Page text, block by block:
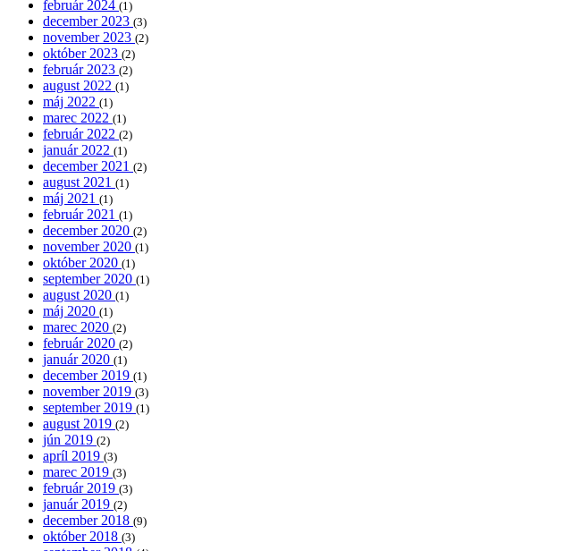
február 2024 (1)
december 2023 (3)
november 2023 (2)
október 2023 (2)
február 2023 (2)
august 2022 (1)
máj 2022 (1)
marec 2022 (1)
február 2022 (2)
január 2022 (1)
december 2021 (2)
august 2021 (1)
máj 2021 (1)
február 2021 (1)
december 2020 (2)
november 2020 (1)
október 2020 (1)
september 2020 (1)
august 2020 (1)
máj 2020 (1)
marec 2020 (2)
február 2020 (2)
január 2020 (1)
december 2019 (1)
november 2019 (3)
september 2019 (1)
august 2019 (2)
jún 2019 (2)
apríl 2019 (3)
marec 2019 (3)
február 2019 (3)
január 2019 (2)
december 2018 (9)
október 2018 (3)